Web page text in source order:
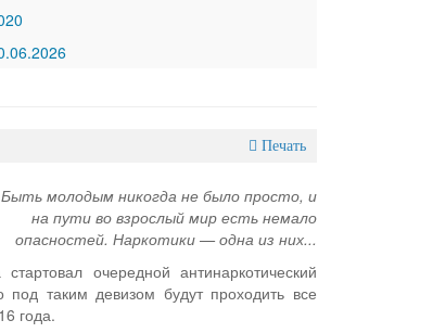
Печать
Быть молодым никогда не было просто, и
на пути во взрослый мир есть немало
опасностей. Наркотики — одна из них...
очередной антинаркотический
таким девизом будут проходить все
года.